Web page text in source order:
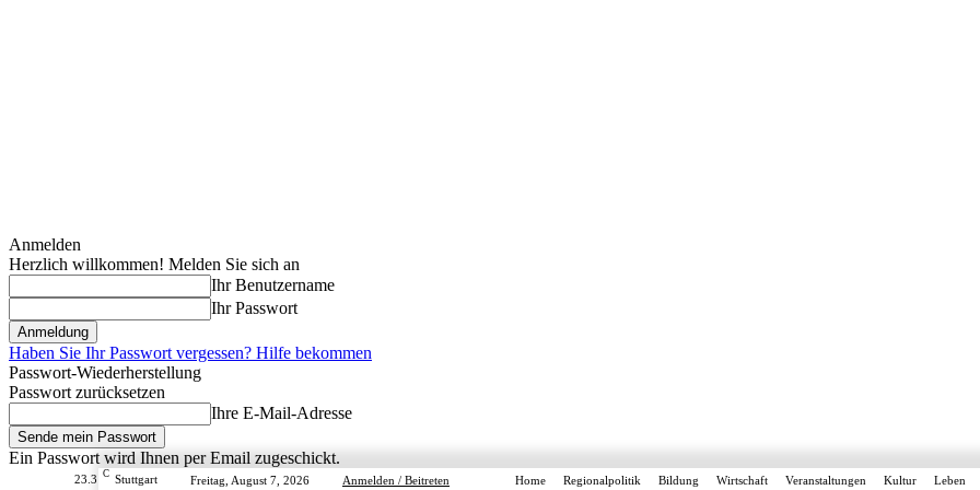
Anmelden
Herzlich willkommen! Melden Sie sich an
Ihr Benutzername
Ihr Passwort
Haben Sie Ihr Passwort vergessen? Hilfe bekommen
Passwort-Wiederherstellung
Passwort zurücksetzen
Ihre E-Mail-Adresse
Ein Passwort wird Ihnen per Email zugeschickt.
23.3 C Stuttgart Freitag, August 7, 2026 Anmelden / Beitreten Home Regionalpolitik Bildung Wirtschaft Veranstaltungen Kultur Leben